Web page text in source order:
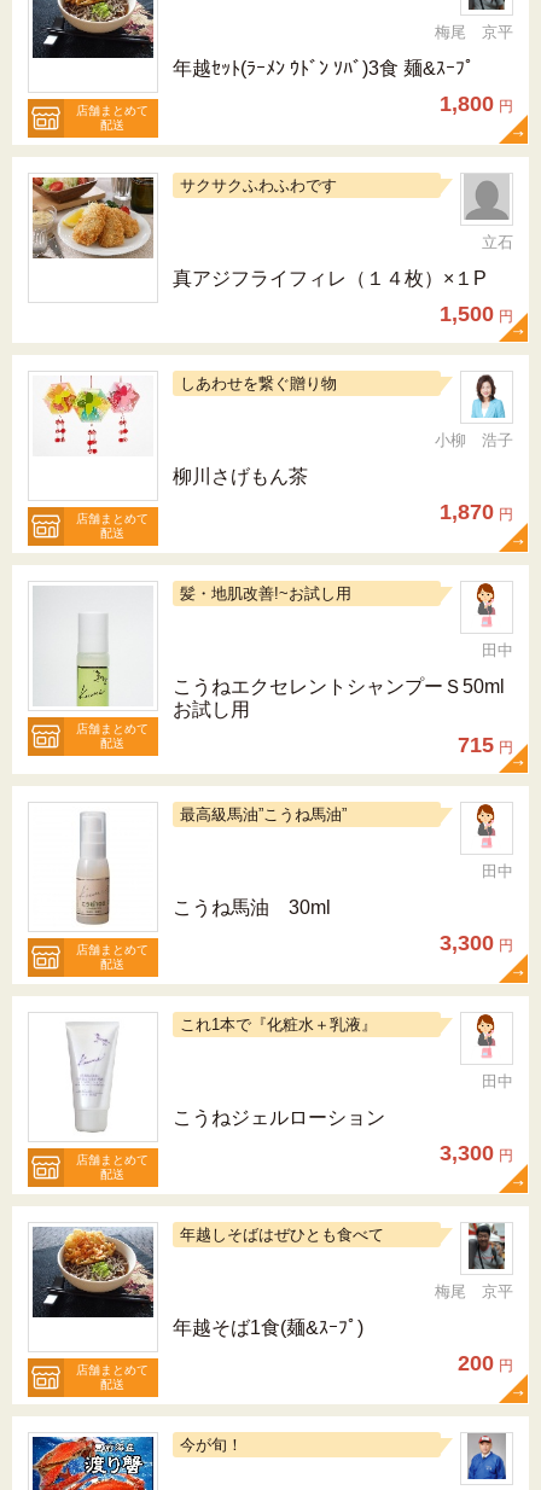
店舗まとめて
配送
梅尾 京平
年越ｾｯﾄ(ﾗｰﾒﾝ ｳﾄﾞﾝ ｿﾊﾞ)3食 麺&ｽｰﾌﾟ
1,800 円
サクサクふわふわです
立石
真アジフライフィレ（１４枚）×１P
1,500 円
店舗まとめて
配送
しあわせを繋ぐ贈り物
小柳 浩子
柳川さげもん茶
1,870 円
店舗まとめて
配送
髪・地肌改善!~お試し用
田中
こうねエクセレントシャンプーＳ50ml
お試し用
715 円
店舗まとめて
配送
最高級馬油”こうね馬油”
田中
こうね馬油 30ml
3,300 円
店舗まとめて
配送
これ1本で『化粧水＋乳液』
田中
こうねジェルローション
3,300 円
店舗まとめて
配送
年越しそばはぜひとも食べて
梅尾 京平
年越そば1食(麺&ｽｰﾌﾟ)
200 円
今が旬！